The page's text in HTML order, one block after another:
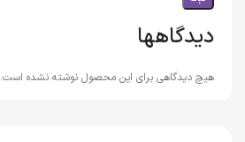
دیدگاهها
هیچ دیدگاهی برای این محصول نوشته نشده است.